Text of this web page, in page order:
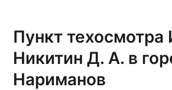
Пункт техосмотра
Никитин Д. А. в
Нариманов